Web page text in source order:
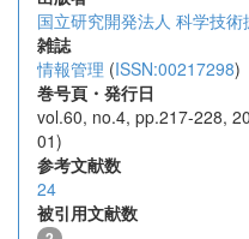
国立研究開発法人 科学技術
雑誌
情報管理 (ISSN:00217298)
巻号頁・発行日
vol.60, no.4, pp.217-228,
01)
参考文献数
24
被引用文献数